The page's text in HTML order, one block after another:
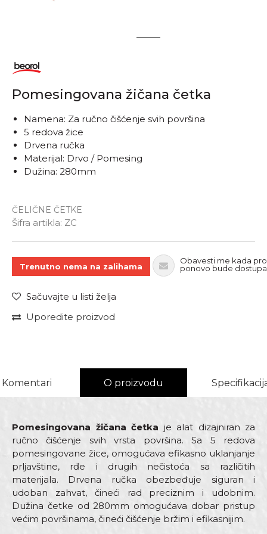
2
Pomesingovana žičana četka
ČELIČNE ČETKE
Šifra artikla: ZC
Namena: Za ručno čišćenje svih površina
5 redova žice
Drvena ručka
Materijal: Drvo / Pomesing
Dužina: 280mm
Trenutno nema na zalihama
Obavesti me kada
ponovo bude
Sačuvajte u listi želja
Uporedite proizvod
Komentari O proizvodu
Pomesingovana žičana četka je alat dizajniran za
ručno čišćenje svih vrsta površina. Sa 5 redova
pomesingovane žice, omogućava efikasno uklanjanje
prljavštine, rđe i drugih nečistoća sa različitih
materijala. Drvena ručka obezbeđuje siguran i
udoban zahvat, čineći rad preciznim i udobnim.
Dužina četke od 280mm omogućava dobar pristup
većim površinama, čineći čišćenje bržim i efikasnijim.